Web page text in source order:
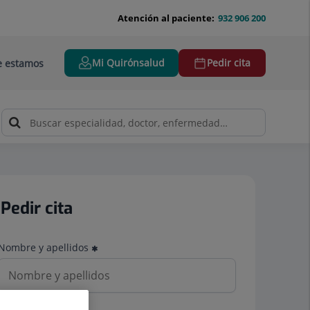
932 906 200
Atención al paciente:
estamos Mi Quirónsalud Pedir cita
Pedir cita
y apellidos